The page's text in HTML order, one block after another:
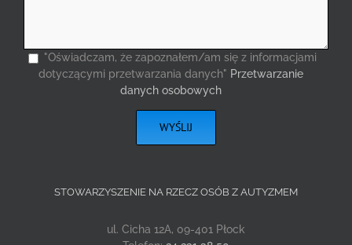
"Oświadczam, że zapoznałem/am się z informacjami
dotyczącymi przetwarzania danych" Przetwarzanie
danych osobowych
STOWARZYSZENIE NA RZECZ OSÓB Z AUTYZMEM
ul. Cicha 12A, 09-401 Płock